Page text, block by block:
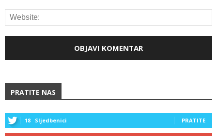
PRATITE NAS
18 Sljedbenici PRATITE